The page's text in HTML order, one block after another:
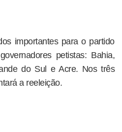
importantes para o partido
petistas: Bahia,
do Sul e Acre. Nos três
a reeleição.